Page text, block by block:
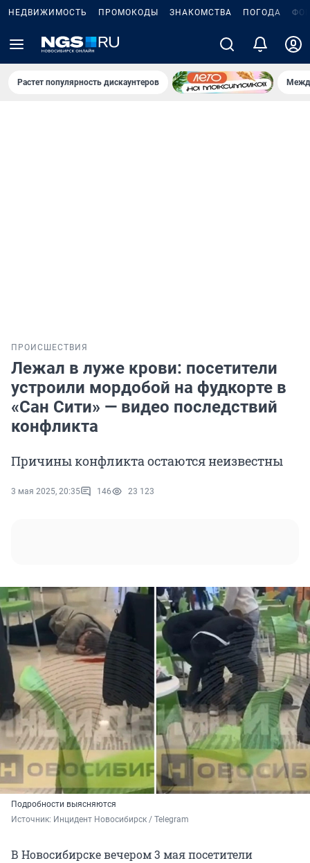
НЕДВИЖИМОСТЬ ПРОМОКОДЫ ЗНАКОМСТВА ПОГОДА
Растет популярность дискаунтеров
ПРОИСШЕСТВИЯ
Лежал в луже крови: посетители
устроили мордобой на фудкорте в
«Сан Сити» — видео последствий
конфликта
Причины конфликта остаются неизвестны
3 мая 2025, 20:35 146 23 123
Подробности выясняются
Источник: Инцидент Новосибирск / Telegram
В Новосибирске вечером 3 мая посетители